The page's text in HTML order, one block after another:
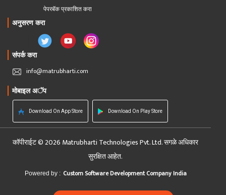
पेपरबॅक प्रकाशित करा
अनुसरण करा
संपर्क करा
info@matrubharti.com
मोबाइल अॅप
Download On App Store Download On Play Store
कॉपीराईट © 2026 Matrubharti Technologies Pvt. Ltd. सगळे अधिकार
सुरक्षित आहेत.
Powered by : Custom Software Development Company India